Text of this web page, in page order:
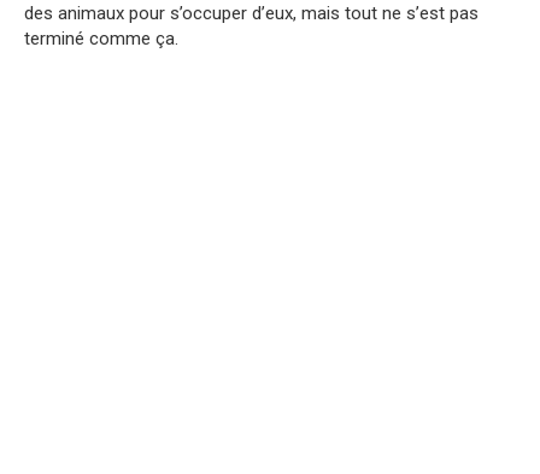
des animaux pour s’occuper d’eux, mais tout ne s’est pas
terminé comme ça.